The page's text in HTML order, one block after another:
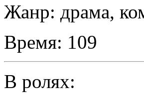
Жанр: драма,
Время: 109
В ролях: